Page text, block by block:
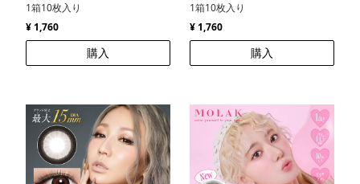
1箱10枚入り
¥ 1,760
購入
1箱10枚入り
¥ 1,760
購入